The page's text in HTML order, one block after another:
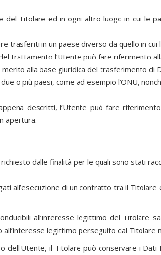
Titolare ed in ogni altro luogo in cui le
trasferiti in un paese diverso da quello in cui
trattamento l’Utente può fare riferimento
alla base giuridica del trasferimento di
o più paesi, come ad esempio l’ONU,
descritti, l’Utente può fare
apertura.
dalle finalità per le quali sono stati
all’esecuzione di un contratto tra il
all’interesse legittimo del Titolare
legittimo perseguito dal
dell’Utente, il Titolare può conservare i